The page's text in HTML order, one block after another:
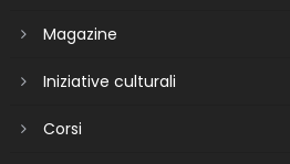
Magazine
Iniziative culturali
Corsi